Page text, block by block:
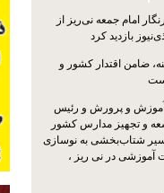
امام جمعه نی‌ریز از
بازدید کرد
ضامن اقتدار کشور و
و پرورش و رئیس
و تجهیز مدارس کشور
شتاب‌بخشی به نوسازی
آموزشی در نی ریز ،